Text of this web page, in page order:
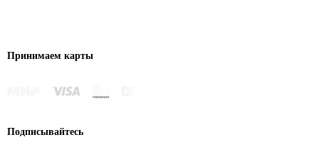
Принимаем карты
Подписывайтесь